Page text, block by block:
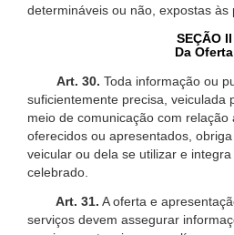
determináveis ou não, expostas às
SEÇÃO II
Da Oferta
Art. 30. Toda informação ou
suficientemente precisa, veiculada
meio de comunicação com
oferecidos ou apresentados,
veicular ou dela se utilizar e
celebrado.
Art. 31. A oferta e
serviços devem assegurar